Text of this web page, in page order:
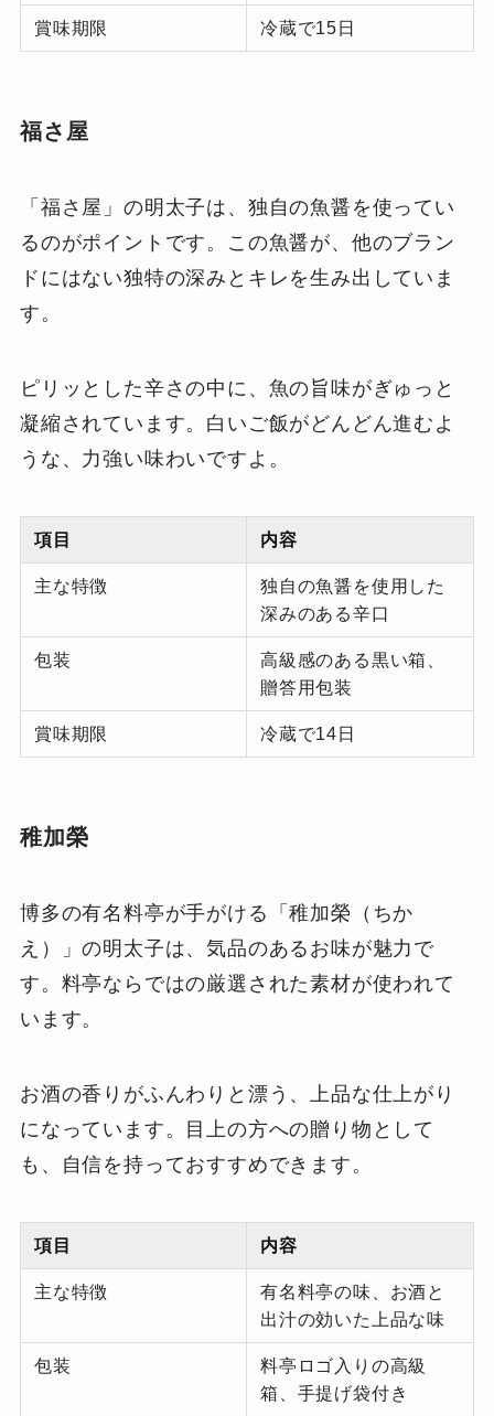
賞味期限 冷蔵で15日
福さ屋
「福さ屋」の明太子は、独自の魚醤を使ってい
るのがポイントです。この魚醤が、他のブラン
ドにはない独特の深みとキレを生み出していま
す。
ピリッとした辛さの中に、魚の旨味がぎゅっと
凝縮されています。白いご飯がどんどん進むよ
うな、力強い味わいですよ。
項目 内容
主な特徴
独自の魚醤を使用した
深みのある辛口
包装
高級感のある黒い箱、
贈答用包装
賞味期限 冷蔵で14日
稚加榮
博多の有名料亭が手がける「稚加榮（ちか
え）」の明太子は、気品のあるお味が魅力で
す。料亭ならではの厳選された素材が使われて
います。
お酒の香りがふんわりと漂う、上品な仕上がり
になっています。目上の方への贈り物として
も、自信を持っておすすめできます。
項目 内容
主な特徴
有名料亭の味、お酒と
出汁の効いた上品な味
包装
料亭ロゴ入りの高級
箱、手提げ袋付き